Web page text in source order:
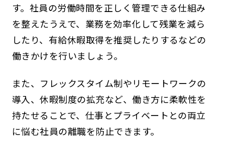
す。社員の労働時間を正しく管理できる仕組み
を整えたうえで、業務を効率化して残業を減ら
したり、有給休暇取得を推奨したりするなどの
働きかけを行いましょう。
また、フレックスタイム制やリモートワークの
導入、休暇制度の拡充など、働き方に柔軟性を
持たせることで、仕事とプライベートとの両立
に悩む社員の離職を防止できます。